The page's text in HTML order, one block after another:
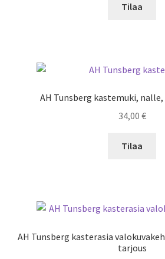
Tilaa
AH Tunsberg kastemuki,
34,00 €
Tilaa
AH Tunsberg kasterasia
tarjous